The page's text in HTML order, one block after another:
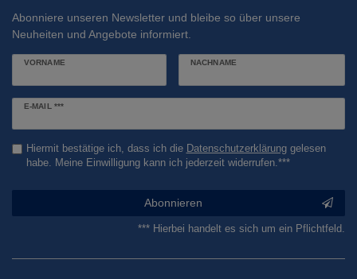
Abonniere unseren Newsletter und bleibe so über unsere
Neuheiten und Angebote informiert.
VORNAME NACHNAME
E-MAIL ***
Newsletter
Hiermit bestätige ich, dass ich die Daten­schutz­erklärunggelesen
habe. Meine Einwilligung kann ich jederzeit widerrufen.***
Abonnieren
*** Hierbei handelt es sich um ein Pflichtfeld.